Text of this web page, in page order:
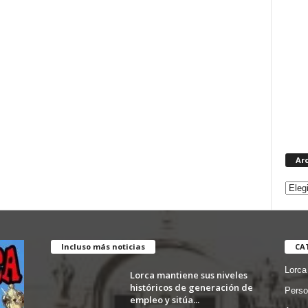
Incluso más noticias
Lorca mantiene sus niveles
históricos de generación de
empleo y sitúa...
Lorca